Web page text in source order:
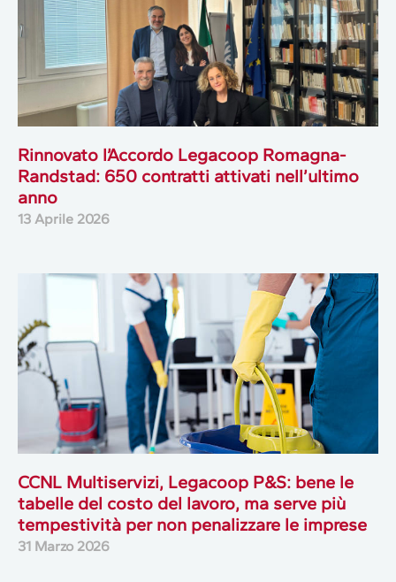
Rinnovato l’Accordo Legacoop Romagna-
Randstad: 650 contratti attivati nell’ultimo
anno
13 Aprile 2026
CCNL Multiservizi, Legacoop P&S: bene le
tabelle del costo del lavoro, ma serve più
tempestività per non penalizzare le imprese
31 Marzo 2026